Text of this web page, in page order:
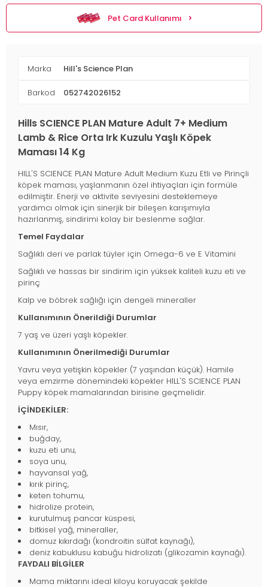
Pet Card Kullanımı
Marka Hill's Science Plan
Barkod 052742026152
Hills SCIENCE PLAN Mature Adult 7+ Medium
Lamb & Rice Orta Irk Kuzulu Yaşlı Köpek
Maması 14 Kg
HILL'S SCIENCE PLAN Mature Adult Medium Kuzu Etli ve Pirinçli
köpek maması, yaşlanmanın özel ihtiyaçları için formüle
edilmiştir. Enerji ve aktivite seviyesini desteklemeye
yardımcı olmak için sinerjik bir bileşen karışımıyla
hazırlanmış, sindirimi kolay bir beslenme sağlar.
Temel Faydalar
Sağlıklı deri ve parlak tüyler için Omega-6 ve E Vitamini
Sağlıklı ve hassas bir sindirim için yüksek kaliteli kuzu eti ve
pirinç
Kalp ve böbrek sağlığı için dengeli mineraller
Kullanımının Önerildiği Durumlar
7 yaş ve üzeri yaşlı köpekler.
Kullanımının Önerilmediği Durumlar
Yavru veya yetişkin köpekler (7 yaşından küçük). Hamile
veya emzirme dönemindeki köpekler HILL'S SCIENCE PLAN
Puppy köpek mamalarından birisine geçmelidir.
İÇİNDEKİLER:
Mısır,
buğday,
kuzu eti unu,
soya unu,
hayvansal yağ,
kırık pirinç,
keten tohumu,
hidrolize protein,
kurutulmuş pancar küspesi,
bitkisel yağ, mineraller,
domuz kıkırdağı (kondroitin sülfat kaynağı),
deniz kabuklusu kabuğu hidrolizatı (glikozamin kaynağı).
FAYDALI BİLGİLER
Mama miktarını ideal kiloyu koruyacak şekilde